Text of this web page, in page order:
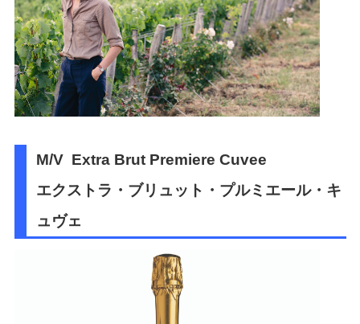
M/V Extra Brut Premiere Cuvee
エクストラ・ブリュット・プルミエール・キ
ュヴェ